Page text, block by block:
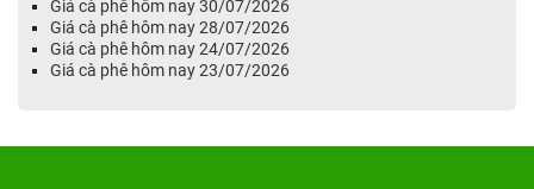
Giá cà phê hôm nay 30/07/2026
Giá cà phê hôm nay 28/07/2026
Giá cà phê hôm nay 24/07/2026
Giá cà phê hôm nay 23/07/2026